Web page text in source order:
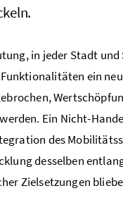
in jeder Stadt
ein
Ein Nicht-
des
desselben
Zielsetzungen